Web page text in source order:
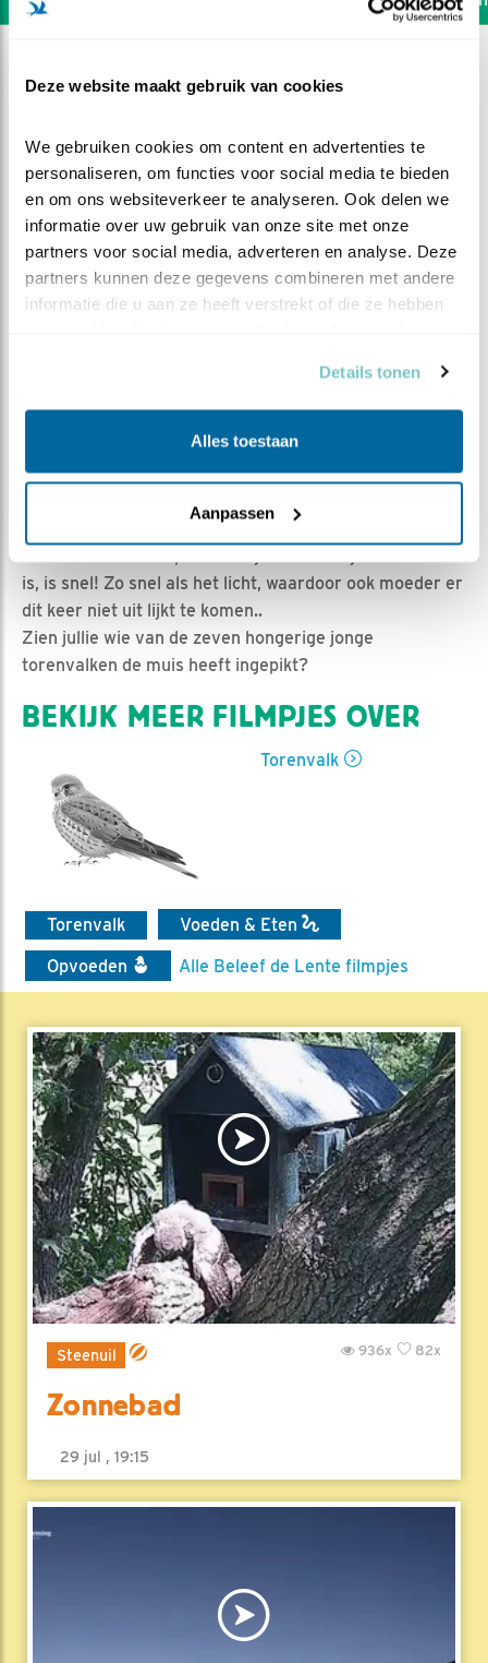
Deze website maakt gebruik van cookies
We gebruiken cookies om content en advertenties te
personaliseren, om functies voor social media te bieden
en om ons websiteverkeer te analyseren. Ook delen we
informatie over uw gebruik van onze site met onze
partners voor social media, adverteren en analyse. Deze
partners kunnen deze gegevens combineren met andere
informatie die u aan ze heeft verstrekt of die ze hebben
Details tonen
Alles toestaan
Aanpassen
Pittige Tijden
Iris | Geplaatst op 29 mei 2024, 10:13 | Vind ik leuk|
|
440x
is, is snel! Zo snel als het licht, waardoor ook moeder er
dit keer niet uit lijkt te komen..
Zien jullie wie van de zeven hongerige jonge
torenvalken de muis heeft ingepikt?
BEKIJK MEER FILMPJES OVER
Torenvalk
Torenvalk
Voeden & Eten
Opvoeden
Alle Beleef de Lente filmpjes
Steenuil 82x
936x
Zonnebad
29 jul , 19:15